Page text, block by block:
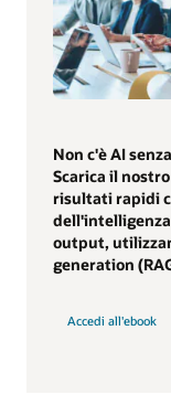
Non c'è AI
Scarica il
risultati rapidi
output,
generation
Accedi all'ebook